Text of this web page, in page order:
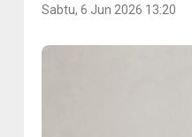
Sabtu, 6 Jun 2026 13:20